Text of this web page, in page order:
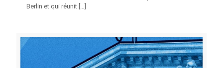
Berlin et qui réunit